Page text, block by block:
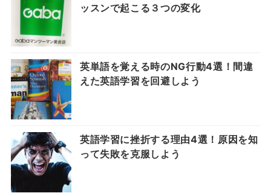
ッスンで起こる３つの変化
英単語を覚える時のNG行動4選！間違
えた英語学習を回避しよう
英語学習に挫折する理由4選！原因を知
って失敗を克服しよう